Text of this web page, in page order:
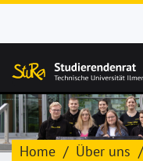
Home Über uns